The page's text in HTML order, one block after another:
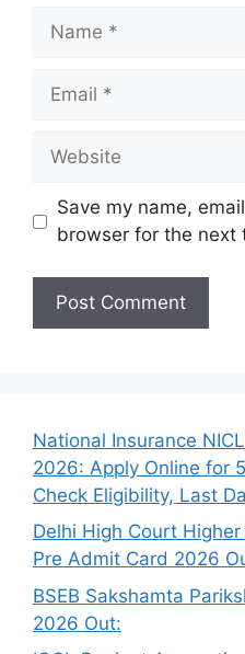
Name
Email
Website
Save my name,
browser for the next
National Insurance
2026: Apply Online for
Check Eligibility, Last
Delhi High Court
Pre Admit Card 2026
BSEB Sakshamta
2026 Out: